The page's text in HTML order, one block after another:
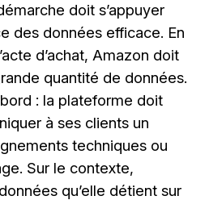
doit s’appuyer
des données efficace. En
d’achat, Amazon doit
quantité de données.
: la plateforme doit
à ses clients un
techniques ou
Sur le contexte,
qu’elle détient sur